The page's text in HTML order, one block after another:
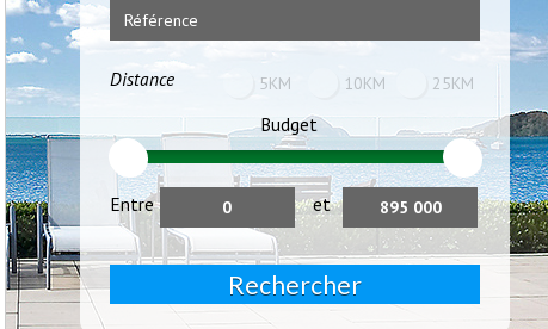
Distance 5KM 10KM 25KM
Budget
Entre et
Rechercher